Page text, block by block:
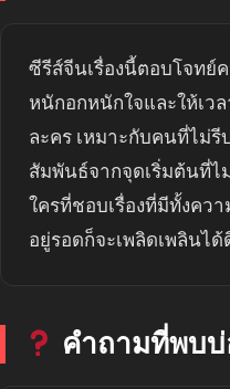
ซีรีส์จีนเรื่องนี้ตอบโจท
หนักอกหนักใจและให้เว
ละคร เหมาะกับคนที่ไม่
สัมพันธ์จากจุดเริ่มต้นที่
ใครที่ชอบเรื่องที่มีทั้งคว
อยู่รอดก็จะเพลิดเพลินได้
คำถามที่พบบ่